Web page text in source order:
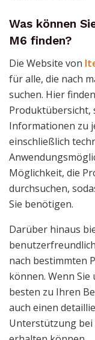
Was können
M6 finden?
Die Website von
für alle, die nach
suchen. Hier
Produktübersicht,
Informationen zu
einschließlich
Möglichkeit, die
durchsuchen,
Sie benötigen.
Darüber hinaus
nach bestimmten
können. Wenn
besten zu Ihren
auch einen
Unterstützung bei